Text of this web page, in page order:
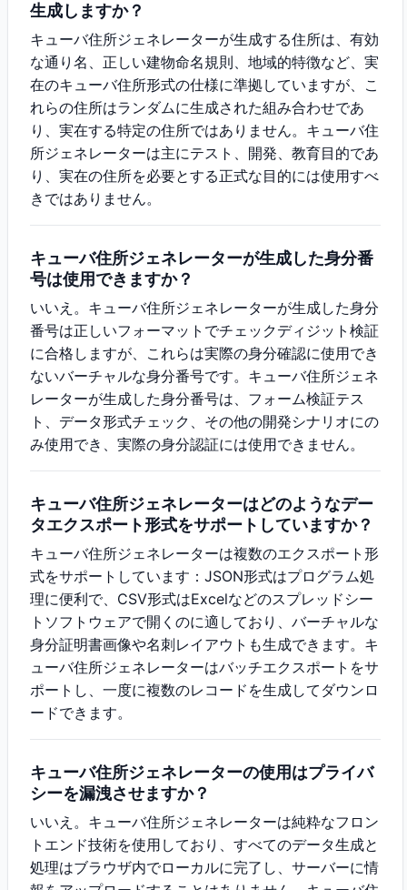
生成しますか？
キューバ住所ジェネレーターが生成する住所は、有効
な通り名、正しい建物命名規則、地域的特徴など、実
在のキューバ住所形式の仕様に準拠していますが、こ
れらの住所はランダムに生成された組み合わせであ
り、実在する特定の住所ではありません。キューバ住
所ジェネレーターは主にテスト、開発、教育目的であ
り、実在の住所を必要とする正式な目的には使用すべ
きではありません。
キューバ住所ジェネレーターが生成した身分番
号は使用できますか？
いいえ。キューバ住所ジェネレーターが生成した身分
番号は正しいフォーマットでチェックディジット検証
に合格しますが、これらは実際の身分確認に使用でき
ないバーチャルな身分番号です。キューバ住所ジェネ
レーターが生成した身分番号は、フォーム検証テス
ト、データ形式チェック、その他の開発シナリオにの
み使用でき、実際の身分認証には使用できません。
キューバ住所ジェネレーターはどのようなデー
タエクスポート形式をサポートしていますか？
キューバ住所ジェネレーターは複数のエクスポート形
式をサポートしています：JSON形式はプログラム処
理に便利で、CSV形式はExcelなどのスプレッドシー
トソフトウェアで開くのに適しており、バーチャルな
身分証明書画像や名刺レイアウトも生成できます。キ
ューバ住所ジェネレーターはバッチエクスポートをサ
ポートし、一度に複数のレコードを生成してダウンロ
ードできます。
キューバ住所ジェネレーターの使用はプライバ
シーを漏洩させますか？
いいえ。キューバ住所ジェネレーターは純粋なフロン
トエンド技術を使用しており、すべてのデータ生成と
処理はブラウザ内でローカルに完了し、サーバーに情